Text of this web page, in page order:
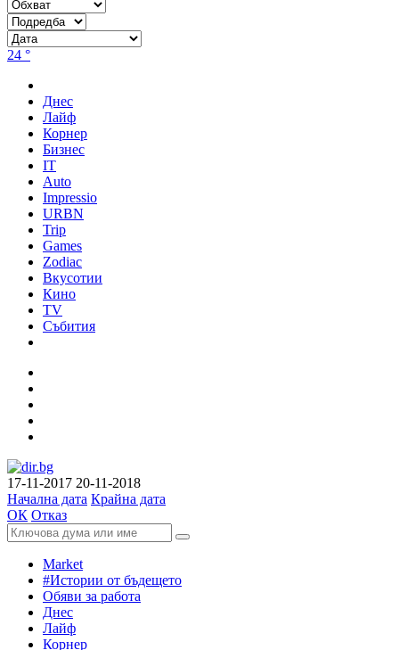
24 °
Днес
Лайф
Корнер
Бизнес
IT
Auto
Impressio
URBN
Trip
Games
Zodiac
Вкусотии
Кино
TV
Събития
17-11-2017 20-11-2018
Начална дата Крайна дата
ОК Отказ
Market
#Истории от бъдещето
Обяви за работа
Днес
Лайф
Корнер